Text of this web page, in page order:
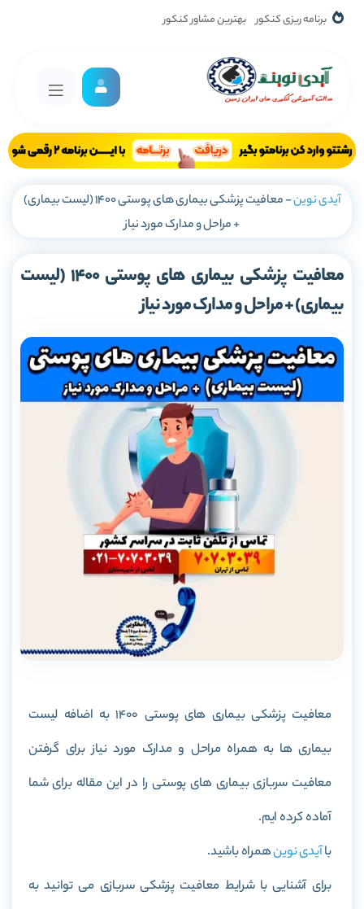
برنامه ریزی کنکور بهترین مشاور کنکور
آیدی نوین-
معافیت پزشکی بیماری های پوستی 1400 (لیست بیماری)
+ مراحل و مدارک مورد نیاز
معافیت پزشکی بیماری های پوستی 1400 (لیست
بیماری) + مراحل و مدارک مورد نیاز
معافیت پزشکی بیماری های پوستی 1400 به اضافه لیست
بیماری ها به همراه مراحل و مدارک مورد نیاز برای گرفتن
معافیت سربازی بیماری های پوستی را در این مقاله برای شما
آماده کرده ایم.
باآیدی نوینهمراه باشید.
برای آشنایی با شرایط معافیت پزشکی سربازی می توانید به